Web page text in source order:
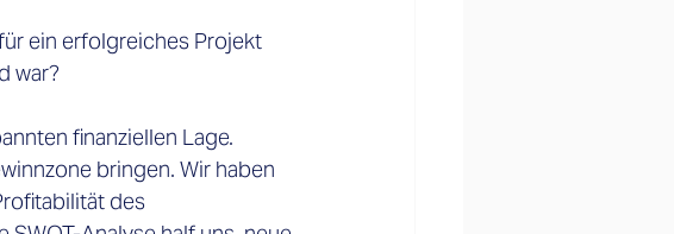
ein erfolgreiches Projekt
war?
finanziellen Lage.
bringen. Wir haben
des